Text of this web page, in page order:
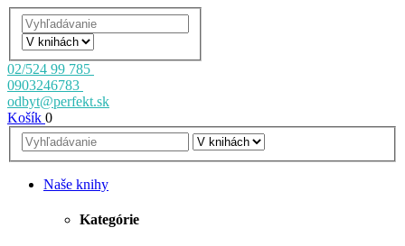
02/524 99 785
0903246783
odbyt@perfekt.sk
Košík 0
Naše knihy
Kategórie